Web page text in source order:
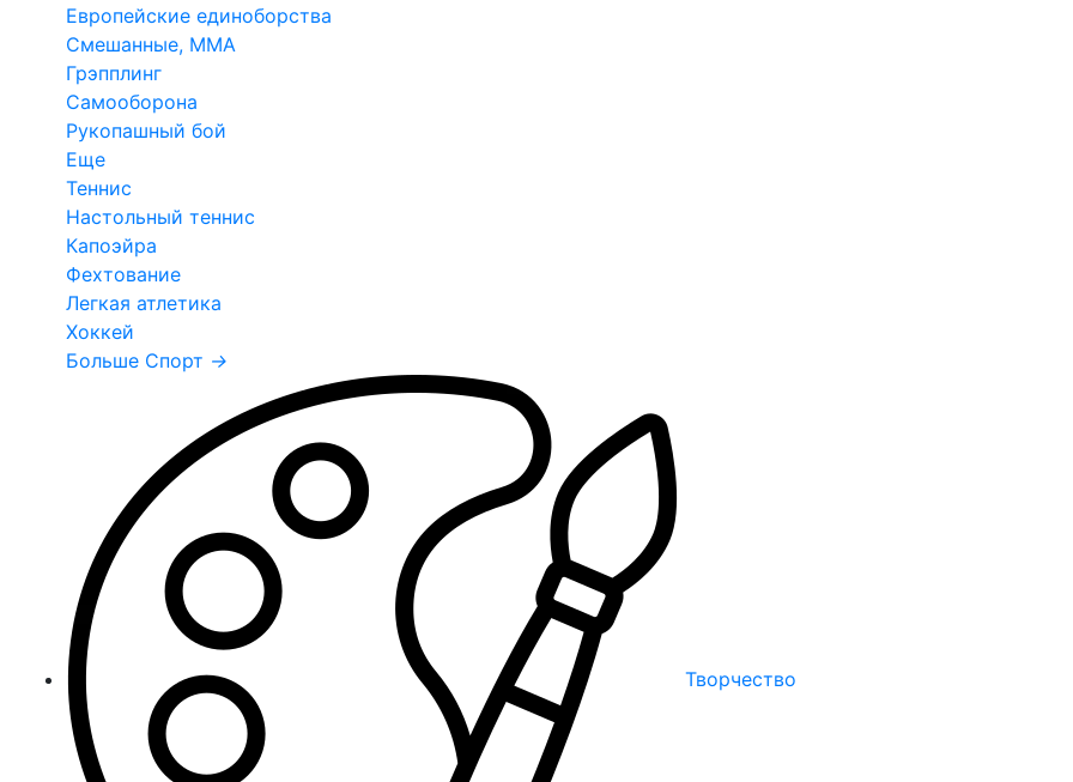
Европейские единоборства
Смешанные, ММА
Грэпплинг
Самооборона
Рукопашный бой
Еще
Теннис
Настольный теннис
Капоэйра
Фехтование
Легкая атлетика
Хоккей
Больше Спорт →
Творчество